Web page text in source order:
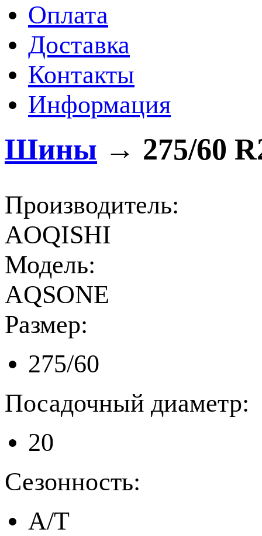
Оплата
Доставка
Контакты
Информация
Шины → 275/60
Производитель:
AOQISHI
Модель:
AQSONE
Размер:
275/60
Посадочный диаметр:
20
Сезонность:
A/T